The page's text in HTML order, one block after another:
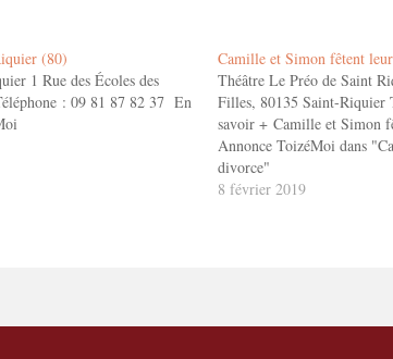
(80)
1 Rue des Écoles des
: 09 81 87 82 37 En
Camille et Simon fêtent
Théâtre Le Préo de Saint
Filles, 80135 Saint-Riquier
savoir + Camille et Simon
Annonce ToizéMoi dans
divorce"
8 février 2019